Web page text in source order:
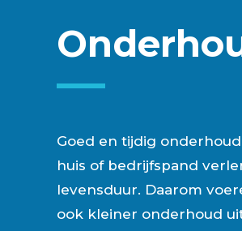
Goed en tijdig onderhoud
huis of bedrijfspand
levensduur. Daarom
ook kleiner onderhoud